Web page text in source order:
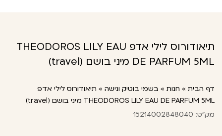
תיאודורוס לילי אדפ THEODOROS LILY EAU
DE PARFUM 5ML מיני בושם (travel)
דף הבית » חנות » בשמי בוטיק ונישה » תיאודורוס לילי אדפ
THEODOROS LILY EAU DE PARFUM 5ML מיני בושם (travel)
מק"ט: 15214002848040